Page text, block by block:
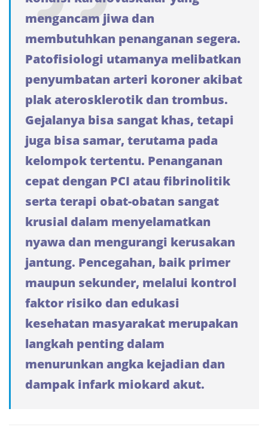
mengancam jiwa dan
membutuhkan penanganan segera.
Patofisiologi utamanya melibatkan
penyumbatan arteri koroner akibat
plak aterosklerotik dan trombus.
Gejalanya bisa sangat khas, tetapi
juga bisa samar, terutama pada
kelompok tertentu. Penanganan
cepat dengan PCI atau fibrinolitik
serta terapi obat-obatan sangat
krusial dalam menyelamatkan
nyawa dan mengurangi kerusakan
jantung. Pencegahan, baik primer
maupun sekunder, melalui kontrol
faktor risiko dan edukasi
kesehatan masyarakat merupakan
langkah penting dalam
menurunkan angka kejadian dan
dampak infark miokard akut.